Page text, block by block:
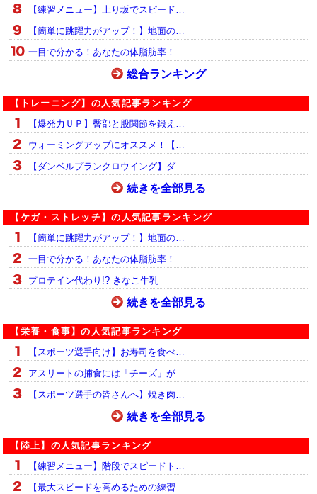
【練習メニュー】上り坂でスピード…
【簡単に跳躍力がアップ！】地面の…
一目で分かる！あなたの体脂肪率！
総合ランキング
【トレーニング】の人気記事ランキング
【爆発力ＵＰ】臀部と股関節を鍛え…
ウォーミングアップにオススメ！【…
【ダンベルプランクロウイング】ダ…
続きを全部見る
【ケガ・ストレッチ】の人気記事ランキング
【簡単に跳躍力がアップ！】地面の…
一目で分かる！あなたの体脂肪率！
プロテイン代わり!? きなこ牛乳
続きを全部見る
【栄養・食事】の人気記事ランキング
【スポーツ選手向け】お寿司を食べ…
アスリートの捕食には「チーズ」が…
【スポーツ選手の皆さんへ】焼き肉…
続きを全部見る
【陸上】の人気記事ランキング
【練習メニュー】階段でスピードト…
【最大スピードを高めるための練習…